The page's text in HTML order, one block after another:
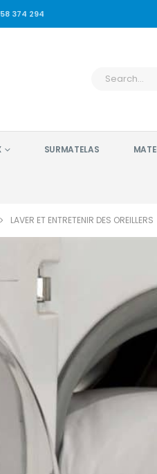
374 294
SURMATELAS
LAVER ET ENTRETENIR DES OREILLERS